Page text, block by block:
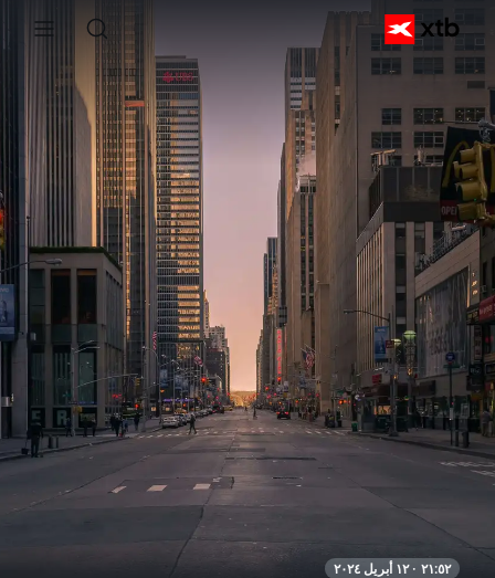
٢١:٥٢ · ١٢ أبريل ٢٠٢٤